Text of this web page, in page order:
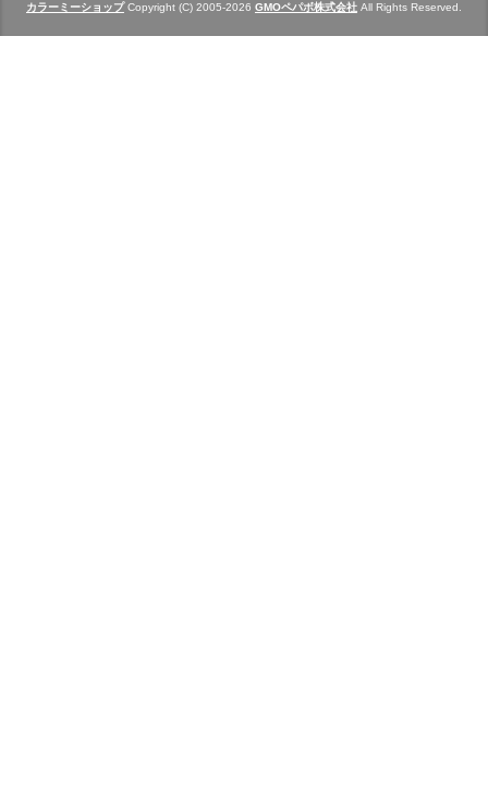
カラーミーショップCopyright (C) 2005-2026 GMOペパボ株式会社 All Rights Reserved.